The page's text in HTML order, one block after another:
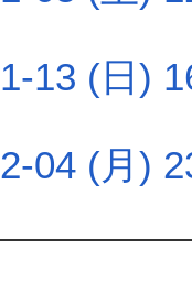
13 (日)
04 (月)